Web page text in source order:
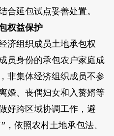
合延包试点妥善处置。
权益保护
组织成员土地承包权
员身份的承包农户家庭成
非集体经济组织成员不参
婚、丧偶妇女和入赘婿等
好跨区域协调工作，避
，依照农村土地承包法、